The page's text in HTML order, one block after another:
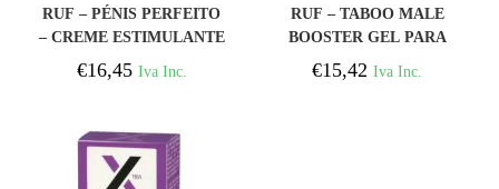
RUF – PÉNIS PERFEITO
– CREME ESTIMULANTE
DO PÉNIS 125ML
€16,45 Iva Inc.
RUF – TABOO MALE
BOOSTER GEL PARA
EREÇÃO 30 ML
€15,42 Iva Inc.